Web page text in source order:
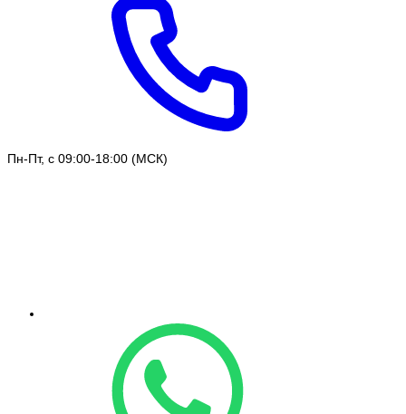
Пн-Пт, с 09:00-18:00 (МСК)